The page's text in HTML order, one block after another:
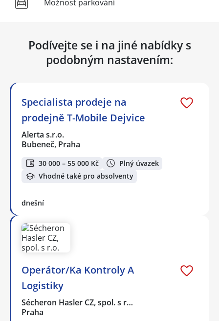
Možnost parkování
Podívejte se i na jiné nabídky s
podobným nastavením:
Specialista prodeje na
prodejně T-Mobile Dejvice
Alerta s.r.o.
Bubeneč, Praha
30 000 – 55 000 Kč
Plný úvazek
Vhodné také pro absolventy
dnešní
Operátor/Ka Kontroly A
Logistiky
Sécheron Hasler CZ, spol. s r…
Praha